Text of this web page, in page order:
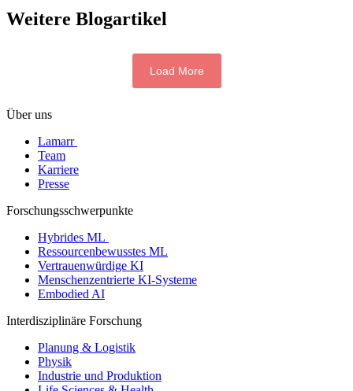
Weitere Blogartikel
Load More
Über uns
Lamarr
Team
Karriere
Presse
Forschungsschwerpunkte
Hybrides ML
Ressourcenbewusstes ML
Vertrauenwürdige KI
Menschenzentrierte KI-Systeme
Embodied AI
Interdisziplinäre Forschung
Planung & Logistik
Physik
Industrie und Produktion